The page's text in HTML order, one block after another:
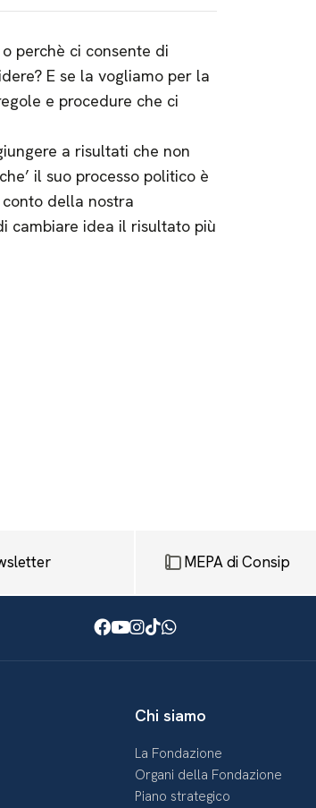
perchè ci consente di
E se la vogliamo per la
e procedure che ci
a risultati che non
il suo processo politico è
della nostra
cambiare idea il risultato più
MEPA di Consip
Facebook
Youtube
Instagram
TikTok
WhatsApp
Chi siamo
La Fondazione
Organi della Fondazione
Piano strategico